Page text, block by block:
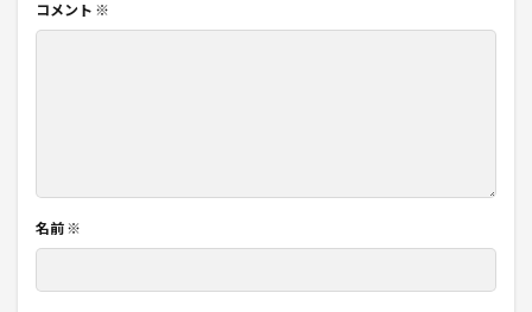
コメント ※
名前 ※